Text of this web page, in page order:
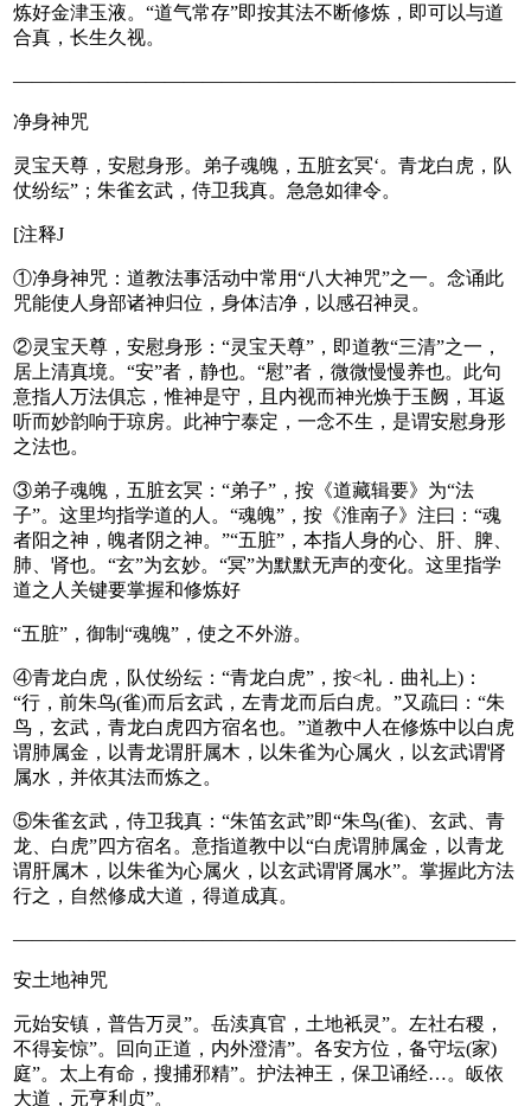
炼好金津玉液。“道气常存”即按其法不断修炼，即可以与道
合真，长生久视。
——————————————————————————–
净身神咒
灵宝天尊，安慰身形。弟子魂魄，五脏玄冥‘。青龙白虎，队
仗纷纭”；朱雀玄武，侍卫我真。急急如律令。
[注释J
①净身神咒：道教法事活动中常用“八大神咒”之一。念诵此
咒能使人身部诸神归位，身体洁净，以感召神灵。
②灵宝天尊，安慰身形：“灵宝天尊”，即道教“三清”之一，
居上清真境。“安”者，静也。“慰”者，微微慢慢养也。此句
意指人万法俱忘，惟神是守，且内视而神光焕于玉阙，耳返
听而妙韵响于琼房。此神宁泰定，一念不生，是谓安慰身形
之法也。
③弟子魂魄，五脏玄冥：“弟子”，按《道藏辑要》为“法
子”。这里均指学道的人。“魂魄”，按《淮南子》注曰：“魂
者阳之神，魄者阴之神。”“五脏”，本指人身的心、肝、脾、
肺、肾也。“玄”为玄妙。“冥”为默默无声的变化。这里指学
道之人关键要掌握和修炼好
“五脏”，御制“魂魄”，使之不外游。
④青龙白虎，队仗纷纭：“青龙白虎”，按<礼．曲礼上)：
“行，前朱鸟(雀)而后玄武，左青龙而后白虎。”又疏曰：“朱
鸟，玄武，青龙白虎四方宿名也。”道教中人在修炼中以白虎
谓肺属金，以青龙谓肝属木，以朱雀为心属火，以玄武谓肾
属水，并依其法而炼之。
⑤朱雀玄武，侍卫我真：“朱笛玄武”即“朱鸟(雀)、玄武、青
龙、白虎”四方宿名。意指道教中以“白虎谓肺属金，以青龙
谓肝属木，以朱雀为心属火，以玄武谓肾属水”。掌握此方法
行之，自然修成大道，得道成真。
——————————————————————————–
安土地神咒
元始安镇，普告万灵”。岳渎真官，土地衹灵”。左社右稷，
不得妄惊”。回向正道，内外澄清”。各安方位，备守坛(家)
庭”。太上有命，搜捕邪精”。护法神王，保卫诵经…。皈依
大道，元亨利贞”。